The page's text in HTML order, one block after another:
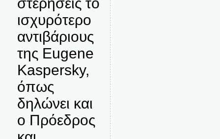
ισχυρότερο
αντιβάριους
της Eugene
Kaspersky,
όπως
δηλώνει και
ο Πρόεδρος